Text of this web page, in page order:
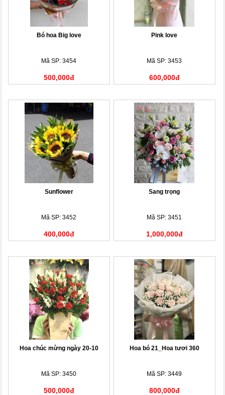
Bó hoa Big love
Mã SP: 3454
500,000đ
Pink love
Mã SP: 3453
600,000đ
Sunflower
Mã SP: 3452
400,000đ
Sang trọng
Mã SP: 3451
1,000,000đ
Hoa chúc mừng ngày 20-10
Mã SP: 3450
500,000đ
Hoa bó 21_Hoa tươi 360
Mã SP: 3449
800,000đ